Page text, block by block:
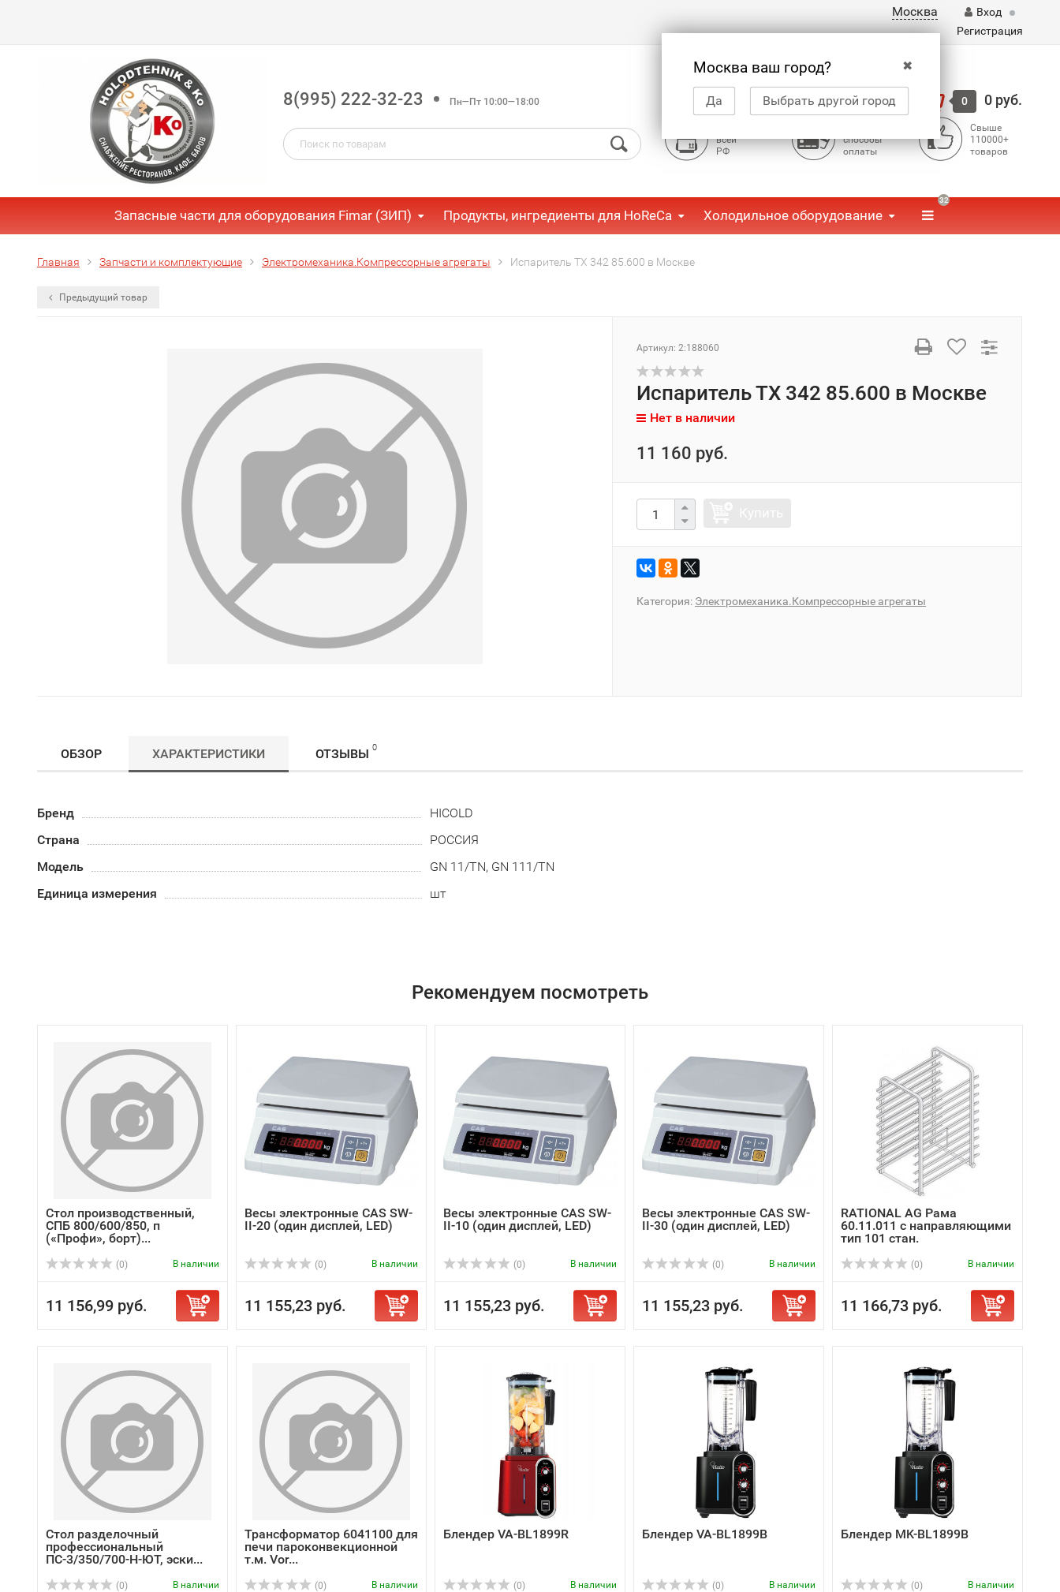
Москва
✖
Москва ваш город?
Да Выбрать другой город
Вход
Регистрация
8(995) 222-32-23 Пн—Пт 10:00—18:00 Корзина 0 0 руб.
всей
РФ
способы
оплаты
Свыше
110000+
товаров
Запасные части для оборудования Fimar (ЗИП) Продукты, ингредиенты для HoReCa Холодильное оборудование
32
Главная Запчасти и комплектующие Электромеханика.Компрессорные агрегаты Испаритель ТХ 342 85.600 в Москве
Предыдущий товар
Артикул: 2:188060
Испаритель ТХ 342 85.600 в Москве
Нет в наличии
11 160 руб.
Категория: Электромеханика.Компрессорные агрегаты
ОБЗОР ХАРАКТЕРИСТИКИ ОТЗЫВЫ 0
Бренд
HICOLD
Страна
РОССИЯ
Модель
GN 11/TN, GN 111/TN
Единица измерения
шт
Рекомендуем посмотреть
Стол производственный,
СПБ 800/600/850, п
(«Профи», борт)...
(0) В наличии
11 156,99 руб.
Весы электронные CAS SW-
II-20 (один дисплей, LED)
(0) В наличии
11 155,23 руб.
Весы электронные CAS SW-
II-10 (один дисплей, LED)
(0) В наличии
11 155,23 руб.
Весы электронные CAS SW-
II-30 (один дисплей, LED)
(0) В наличии
11 155,23 руб.
RATIONAL AG Рама
60.11.011 с направляющими
тип 101 стан.
(0) В наличии
11 166,73 руб.
Стол разделочный
профессиональный
ПС-3/350/700-Н-ЮТ, эски...
(0) В наличии
Трансформатор 6041100 для
печи пароконвекционной
т.м. Vor...
(0) В наличии
Блендер VA-BL1899R
(0) В наличии
Блендер VA-BL1899B
(0) В наличии
Блендер MK-BL1899B
(0) В наличии